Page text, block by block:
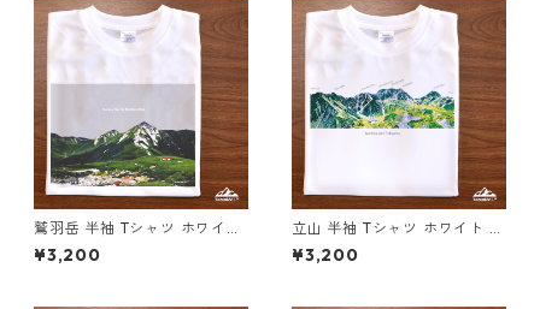
鷲羽岳 半袖 Tシャツ ホワイト
ドライ 吸水速乾 山 登山 アウ
トドア 山Tシャツ 山のイラス
¥3,200
立山 半袖 Tシャツ ホワイト ド
ライ 吸水速乾 山 登山 アウト
ドア 山Tシャツ 山のイラスト
¥3,200